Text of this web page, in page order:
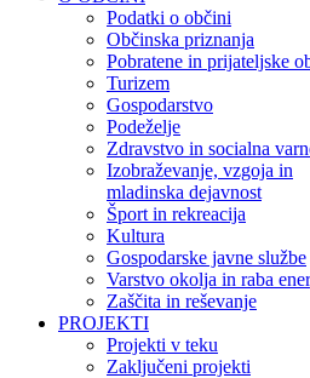
Podatki o občini
Občinska priznanja
Pobratene in prijateljske
Turizem
Gospodarstvo
Podeželje
Zdravstvo in socialna
Izobraževanje, vzgoja in
mladinska dejavnost
Šport in rekreacija
Kultura
Gospodarske javne službe
Varstvo okolja in raba
Zaščita in reševanje
PROJEKTI
Projekti v teku
Zaključeni projekti